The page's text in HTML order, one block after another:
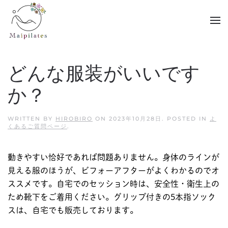
Skip to main content
どんな服装がいいです
か？
WRITTEN BY HIROBIRO ON 2023年10月28日 . POSTED IN よ
くあるご質問ページ .
動きやすい恰好であれば問題ありません。身体のラインが
見える服のほうが、ビフォーアフターがよくわかるのでオ
ススメです。自宅でのセッション時は、安全性・衛生上の
ため靴下をご着用ください。グリップ付きの5本指ソック
スは、自宅でも販売しております。